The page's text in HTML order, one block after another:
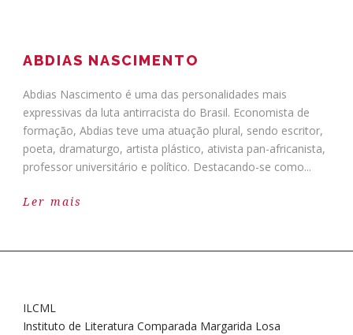
ABDIAS NASCIMENTO
Abdias Nascimento é uma das personalidades mais
expressivas da luta antirracista do Brasil. Economista de
formação, Abdias teve uma atuação plural, sendo escritor,
poeta, dramaturgo, artista plástico, ativista pan-africanista,
professor universitário e político. Destacando-se como...
Ler mais
ILCML
Instituto de Literatura Comparada Margarida Losa